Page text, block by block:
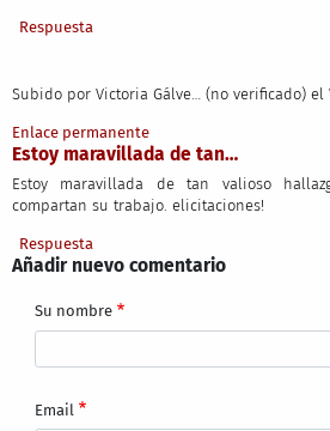
Respuesta
Subido por Victoria Gálve… (no verificado) el
Enlace permanente
Estoy maravillada de tan…
Estoy maravillada de tan valioso
compartan su trabajo. elicitaciones!
Respuesta
Añadir nuevo comentario
Su nombre
Email